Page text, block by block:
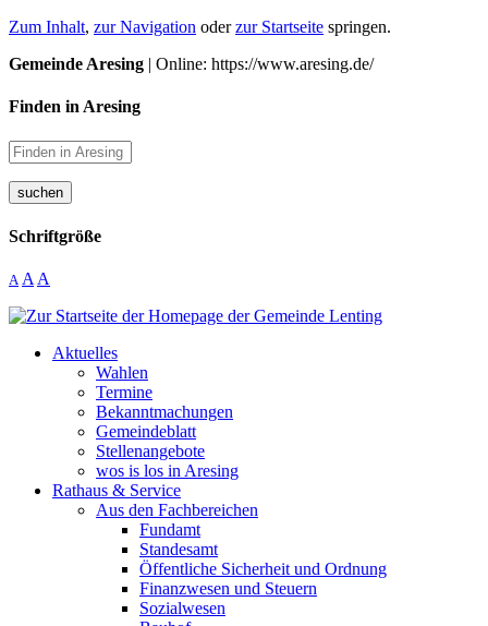
Zum Inhalt, zur Navigation oderzur Startseite springen.
Gemeinde Aresing | Online: https://www.aresing.de/
Finden in Aresing
suchen
Schriftgröße
A A A
Aktuelles
Wahlen
Termine
Bekanntmachungen
Gemeindeblatt
Stellenangebote
wos is los in Aresing
Rathaus & Service
Aus den Fachbereichen
Fundamt
Standesamt
Öffentliche Sicherheit und Ordnung
Finanzwesen und Steuern
Sozialwesen